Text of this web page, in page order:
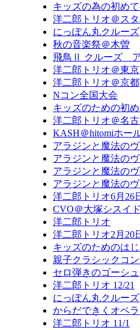
キッズの為の初め
洋二郎トリオ＠ス
にっぽん丸クルーズ
秋の音楽祭＠木曽
飛鳥Ⅱ クルーズ
洋二郎トリオ＠東京
洋二郎トリオ＠京都
Nコン全国大会
キッズのための初
洋二郎トリオ＠名
KASH＠hitomiホー
アラジンと魔法の
アラジンと魔法の
アラジンと魔法の
アラジンと魔法の
洋二郎トリオ6月26
CVO＠大塚シスイ
洋二郎トリオ
洋二郎トリオ2月20
キッズのためのは
親子クラシックコ
セロ弾きのゴーシュ
洋二郎トリオ 12/21
にっぽん丸クルーズ
からだできくオペラ
洋二郎トリオ 11/1